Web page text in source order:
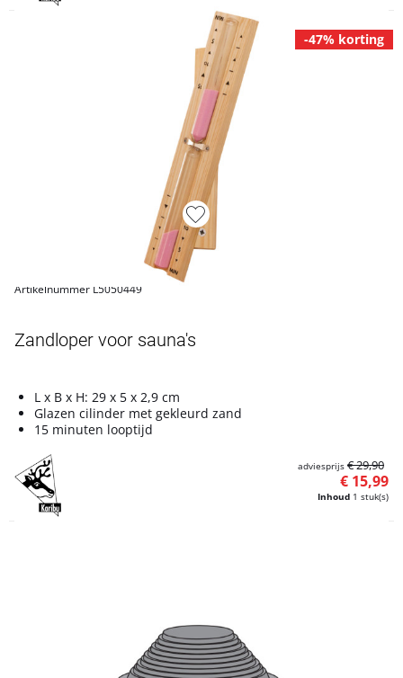
-47% korting
Artikelnummer L5050449
Zandloper voor sauna's
L x B x H: 29 x 5 x 2,9 cm
Glazen cilinder met gekleurd zand
15 minuten looptijd
Inhoud 1 stuk(s)
€ 15,99
adviesprijs € 29,90